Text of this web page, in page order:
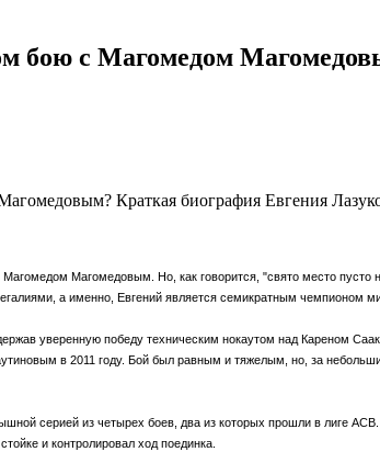
бою с Магомедом
Краткая биография Евгения
Магомедовым. Но, как говорится, "свято место
а именно, Евгений является семикратным
уверенную победу техническим нокаутом над Кареном
в 2011 году. Бой был равным и тяжелым, но, за
серией из четырех боев, два из которых прошли в лиге
и контролировал ход поединка.